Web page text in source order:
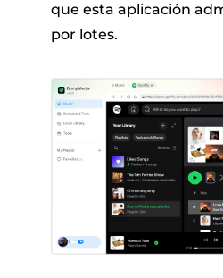
que esta aplicación
por lotes.